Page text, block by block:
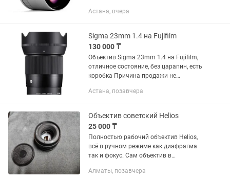
Астана, вчера
Sigma 23mm 1.4 на Fujifilm
130 000 ₸
Объектив Sigma 23mm 1.4 на Fujifilm,
отличное состояние, без царапин, есть
коробка Причина продажи не
Астана, позавчера
Объектив советский Helios
25 000 ₸
Полностью рабочий объектив Helios,
всё в ручном режиме как диафрагма
так и фокус. Сам объектив в
без царапин. Стоимость 20000 тенге,
Алматы, позавчера